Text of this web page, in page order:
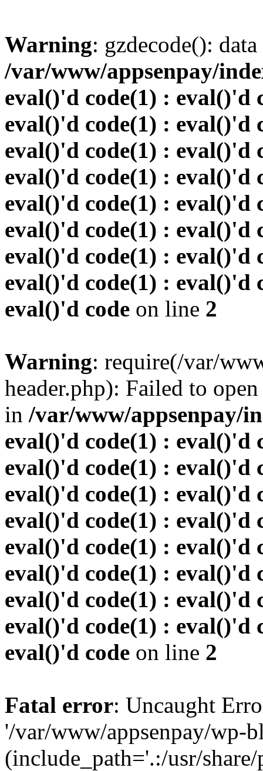
Warning: gzdecode():
/var/www/appsenpay/
eval()'d code(1) : eval()'d
eval()'d code(1) : eval()'d
eval()'d code(1) : eval()'d
eval()'d code(1) : eval()'d
eval()'d code(1) : eval()'d
eval()'d code(1) : eval()'d
eval()'d code(1) : eval()'d
eval()'d code(1) : eval()'d
eval()'d code on line 2
Warning: require(/var/
header.php): Failed to
in /var/www/appsenpay/
eval()'d code(1) : eval()'d
eval()'d code(1) : eval()'d
eval()'d code(1) : eval()'d
eval()'d code(1) : eval()'d
eval()'d code(1) : eval()'d
eval()'d code(1) : eval()'d
eval()'d code(1) : eval()'d
eval()'d code(1) : eval()'d
eval()'d code on line 2
Fatal error: Uncaught
'/var/www/appsenpay/wp-
(include_path='.:/usr/